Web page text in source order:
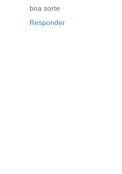
boa sorte
Responder